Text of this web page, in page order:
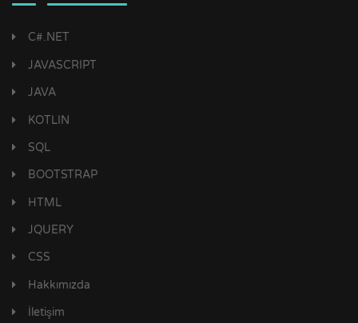
C#.NET
JAVASCRIPT
JAVA
KOTLIN
SQL
BOOTSTRAP
HTML
JQUERY
CSS
Hakkımızda
İletişim